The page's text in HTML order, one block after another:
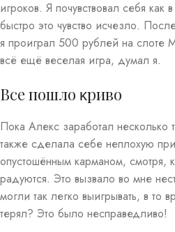
игроков. Я почувствовал себя как
быстро это чувство исчезло.
я проиграл 500 рублей на слоте
всё ещё веселая игра, думал я.
Все пошло κриво
Пока Алекс заработал несколько
также сделала себе неплохую
опустошённым карманом, смотря,
радуются. Это вызвало во мне
могли так легко выигрывать, в то
терял? Это было несправедливо!